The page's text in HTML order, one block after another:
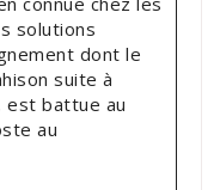
solutions
dont le
suite à
est battue au
au